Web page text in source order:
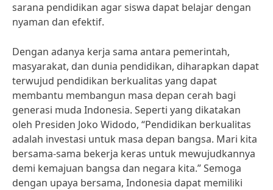
sarana pendidikan agar siswa dapat belajar dengan
nyaman dan efektif.
Dengan adanya kerja sama antara pemerintah,
masyarakat, dan dunia pendidikan, diharapkan dapat
terwujud pendidikan berkualitas yang dapat
membantu membangun masa depan cerah bagi
generasi muda Indonesia. Seperti yang dikatakan
oleh Presiden Joko Widodo, “Pendidikan berkualitas
adalah investasi untuk masa depan bangsa. Mari kita
bersama-sama bekerja keras untuk mewujudkannya
demi kemajuan bangsa dan negara kita.” Semoga
dengan upaya bersama, Indonesia dapat memiliki